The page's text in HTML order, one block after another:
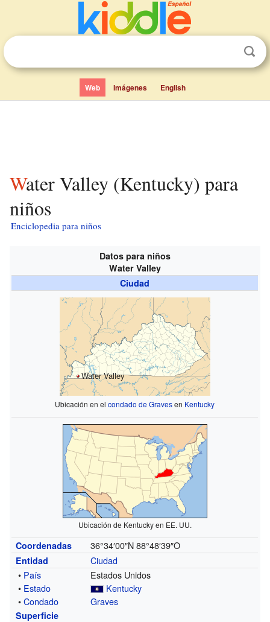
Web Imágenes English
Water Valley (Kentucky) para
niños
Enciclopedia para niños
Datos para niños
Water Valley
Ciudad
Water Valley
Ubicación en elcondado de Gravesen Kentucky
Ubicación de Kentucky en EE. UU.
Coordenadas 36°34′00″N 88°48′39″O
Entidad
Ciudad
• País
Estados Unidos
• Estado
Kentucky
•Condado Graves
Superficie